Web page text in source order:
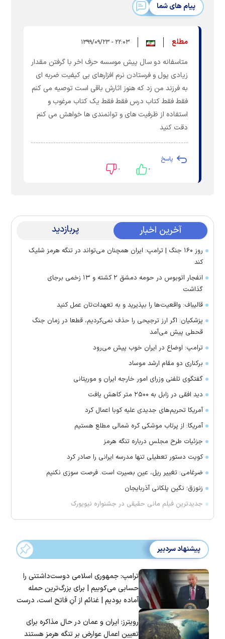
پیام های شما
مطلع ۲۲:۰۳ - ۱۳۹۹/۰۹/۲۳
متاسفانه دو سال پیش موسسه حرف اخر با گرفتن مقدار
زیادی پول و فرستادن نرم افزارهای بی کیفیت ضربه ای
به فرزند من زد که هنوز اثارش باقی است توصیه می کنم
فقط فقط کتاب درس فقط فقط یک کتاب مرغوب و
استفاده از ظرفیت های و توانمندی ها خواهش می کنم
دقت کنید
پاسخ
۰ ۰
آخرین اخبار پربازدید
روز ۱۶۰ جنگ | ترامپ: ایران همچنان می‌تواند در تنگه هرمز شلیک
کند
انفجار اتوبوس در حومه دمشق ۲ کشته و ۱۳ زخمی برجای
گذاشت
قالیباف: واقعیت‌ها را بپذیرید و به تعهدات‌تان عمل کنید
پزشکیان: اگر ارز ترجیحی را حذف نمی‌کردیم، قطعا در زمان جنگ
قحطی پیش می‌آمد
ترامپ: اوضاع در ایران خوب پیش می‌رود
برکناری دو مقام ارشد موساد
گفتگوی تلفنی وزرای امور خارجه ایران و موریتانی
دید افقی در زابل به ۲۵۰۰ متر کاهش یافت
آمریکا تحریم‌های جدیدی علیه کوبا اعمال کرد
آمریکا: از پرتاب موشکی کره شمالی مطلع هستیم
جزئیات طرح مجلس درباره تنگه هرمز
کویت دستور تعطیلی تنها مدرسه ایرانی را صادر کرد
ضرغامی: تغییر ریل، عین بصیرت است. فرصت سوزی نکنیم
زنوزق؛ نگین پلکانی آذربایجان
جدیدترین فیلم مانی حقیقی در جشنواره نیویورک
پیشنهاد سردبیر
ترامپ: جمهوری اسلامی دوست‌داشتنی را
حسابی می‌کوبیم | برای بزرگ‌ترین حمله
آماده بودیم | غنائم از آنِ فاتح است، درست
رویترز: ایران و عمان در حال مذاکره برای
تعیین اعمال عوارض بر تنگه هرمز هستند